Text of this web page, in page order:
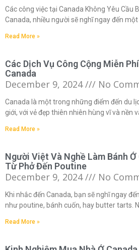
Các công việc tại Canada Không Yêu Cầu
Canada, nhiều người sẽ nghĩ ngay đến
Read More »
Các Dịch Vụ Công Cộng Miễn
Canada
December 9, 2024 No
Canada là một trong những điểm đến du
giới, với vẻ đẹp thiên nhiên hùng vĩ và nền
Read More »
Người Việt Và Nghề Làm Bánh
Từ Phở Đến Poutine
December 9, 2024 No
Khi nhắc đến Canada, bạn sẽ nghĩ ngay
như poutine, bánh cuốn, hay butter tarts.
Read More »